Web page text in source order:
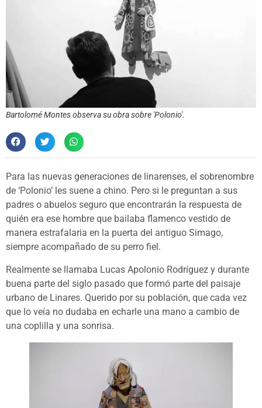
Bartolomé Montes observa su obra sobre 'Polonio'.
Para las nuevas generaciones de linarenses, el sobrenombre
de ‘Polonio’ les suene a chino. Pero si le preguntan a sus
padres o abuelos seguro que encontrarán la respuesta de
quién era ese hombre que bailaba flamenco vestido de
manera estrafalaria en la puerta del antiguo Simago,
siempre acompañado de su perro fiel.
Realmente se llamaba Lucas Apolonio Rodríguez y durante
buena parte del siglo pasado que formó parte del paisaje
urbano de Linares. Querido por su población, que cada vez
que lo veía no dudaba en echarle una mano a cambio de
una coplilla y una sonrisa.